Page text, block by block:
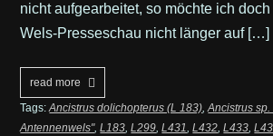
nicht aufgearbeitet, so möchte ich
Wels-Presseschau nicht länger auf […]
read more
Tags:Ancistrus dolichopterus (L 183),Ancistrus
Antennenwels",L183,L299,L431,L432,L433,